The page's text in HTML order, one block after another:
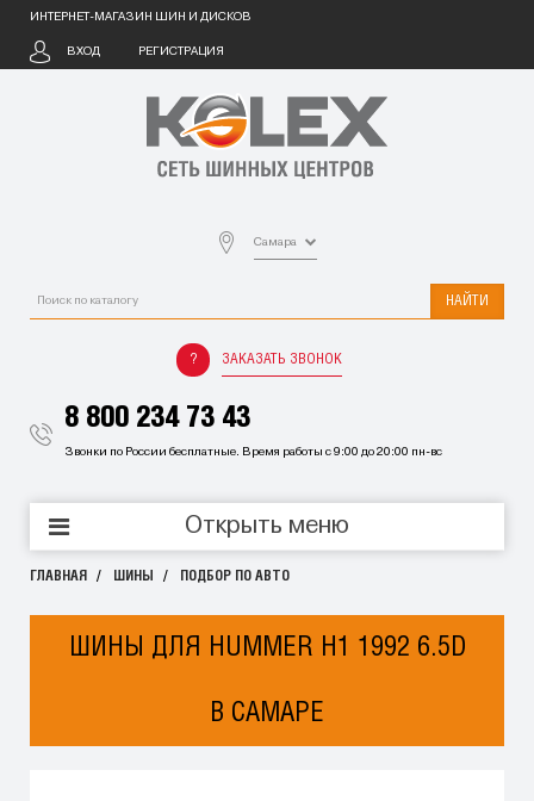
ИНТЕРНЕТ-МАГАЗИН ШИН И ДИСКОВ
ВХОД РЕГИСТРАЦИЯ
Самара
НАЙТИ
ЗАКАЗАТЬ ЗВОНОК
8 800 234 73 43
Звонки по России бесплатные. Время работы с 9:00 до 20:00 пн-вс
Открыть меню
ГЛАВНАЯ ШИНЫ ПОДБОР ПО АВТО
ШИНЫ ДЛЯ HUMMER H1 1992 6.5D
В САМАРЕ